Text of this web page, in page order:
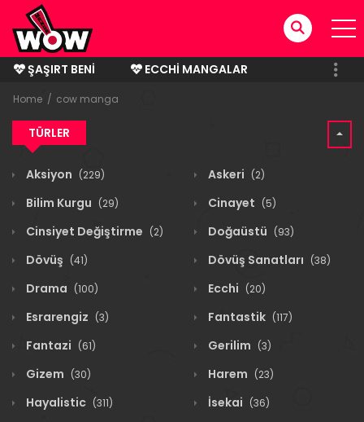
ŞAŞIRT BENI
ECCHI MANGALAR
BITMIŞ MANGALAR
Home cow manga
TÜRLER
Aksiyon (229) Askeri (2)
Bilim Kurgu (29) Cinayet (5)
Cinsiyet Değiştirme (2) Doğaüstü (93)
Dövüş (41) Dövüş Sanatları (38)
Drama (100) Ecchi (20)
Esrarengiz (3) Fantastik (117)
Fantazi (61) Gerilim (3)
Gizem (30) Harem (23)
Hayalistic (311) İsekai (36)